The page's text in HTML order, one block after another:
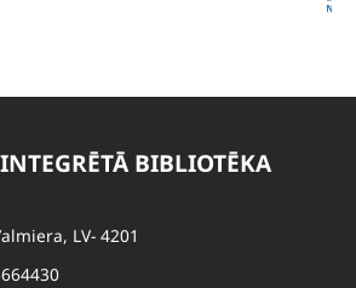
BIBLIOTĒKA
LV- 4201